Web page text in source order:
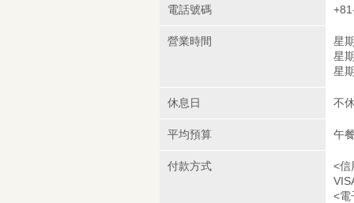
電話號碼
營業時間
星
星
星
休息日 不
平均預算 午
付款方式
<信
<電